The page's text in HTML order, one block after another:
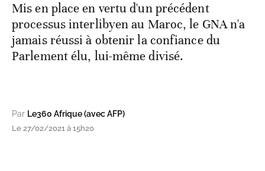
Mis en place en vertu d'un précédent
processus interlibyen au Maroc, le GNA n'a
jamais réussi à obtenir la confiance du
Parlement élu, lui-même divisé.
Par Le360 Afrique (avec AFP)
Le 27/02/2021 à 15h20